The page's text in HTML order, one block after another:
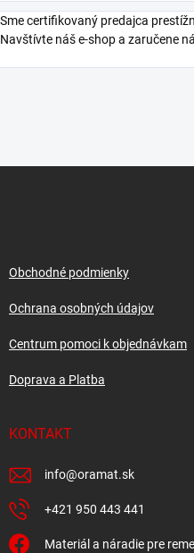
Sme certifikovaný predajca
Navštívte náš e-shop a zaručene
Obchodné podmienky
Ochrana osobných údajov
Centrum pomoci k objednávkam
Doprava a Platba
KONTAKT
info@oramat.sk
+421 950 443 441
Materiál a náradie pre